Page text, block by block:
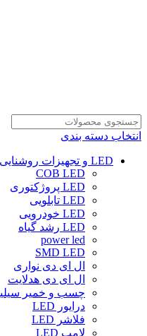
انتخاب دسته بندی
LED و تجهیزات روشنایی
COB LED
LED پروژکتوری
LED تابلویی
LED خودرویی
LED رشد گیاه
power led
SMD LED
ال ای دی نواری
ال ای دی هدلایت
چسب و خمیر
درایور LED
فلاشر LED
لامپ LED